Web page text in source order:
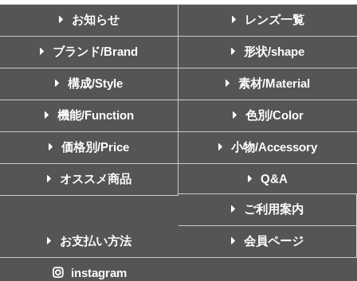
お知らせ レンズ一覧
ブランド/Brand 形状/shape
構成/Style 素材/Material
機能/Function 色別/Color
価格別/Price 小物/Accessory
オススメ商品 Q&A
ご利用案内
お支払い方法 会員ページ
instagram